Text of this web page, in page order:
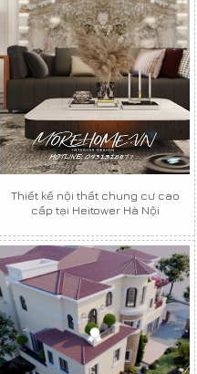
Thiết kế nội thất chung cư cao
cấp tại Heitower Hà Nội